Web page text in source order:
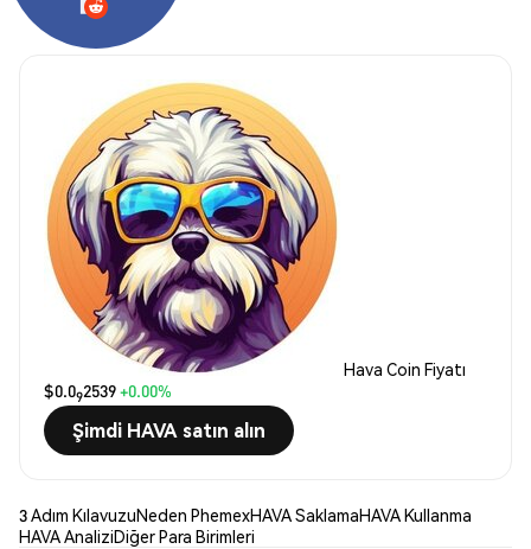
Hava Coin Fiyatı
$0.092539+0.00%
Şimdi HAVA satın alın
3 Adım KılavuzuNeden PhemexHAVA SaklamaHAVA Kullanma
HAVA AnaliziDiğer Para Birimleri